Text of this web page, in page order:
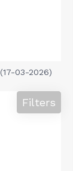
(17-03-2026)
Filters